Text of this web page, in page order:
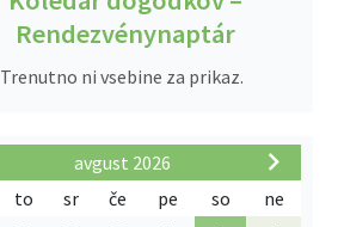
Rendezvénynaptár
Trenutno ni vsebine za prikaz.
avgust 2026
to sr če pe so ne